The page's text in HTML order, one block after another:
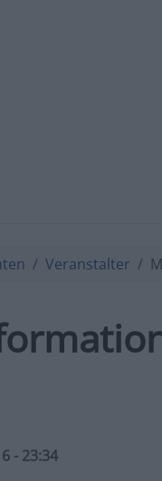
Veranstalter
- 23:34